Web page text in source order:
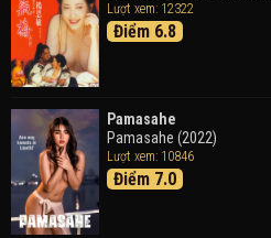
Lượt xem: 12322
Điểm 6.8
Pamasahe
Pamasahe (2022)
Lượt xem: 10846
Điểm 7.0